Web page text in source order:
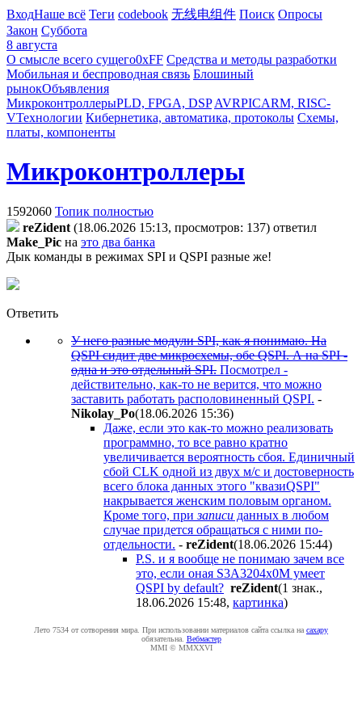
ВходНаше всё Теги codebook 无线电组件 Поиск Опросы
Закон Суббота
8 августа
О смысле всего сущего0xFF Средства и методы разработки
Мобильная и беспроводная связь Блошиный
рынокОбъявления
МикроконтроллерыPLD, FPGA, DSP AVRPICARM, RISC-
VТехнологии Кибернетика, автоматика, протоколы Схемы,
платы, компоненты
Микроконтроллеры
1592060 Топик полностью
reZident (18.06.2026 15:13, просмотров: 137) ответил
Make_Pic на это два банка
Дык команды в режимах SPI и QSPI разные же!
Ответить
У него разные модули SPI, как я понимаю. На
QSPI сидит две микросхемы, обе QSPI. А на SPI -
одна и это отдельный SPI. Посмотрел -
действительно, как-то не верится, что можно
заставить работать располовиненный QSPI. -
Nikolay_Po(18.06.2026 15:36)
Даже, если это как-то можно реализовать
программно, то все равно кратно
увеличивается вероятность сбоя. Единичный
сбой CLK одной из двух м/с и достоверность
всего блока данных этого "квазиQSPI"
накрывается женским половым органом.
Кроме того, призаписи данных в любом
случае придется обращаться с ними по-
отдельности. - reZident(18.06.2026 15:44)
P.S. и я вообще не понимаю зачем все
это, если оная S3A3204x0M умеет
QSPI by default? reZident(1 знак.,
18.06.2026 15:48, картинка)
Лето 7534 от сотворения мира. При использовании материалов сайта ссылка на caxapу
обязательна. Вебмастер
MMI © MMXXVI